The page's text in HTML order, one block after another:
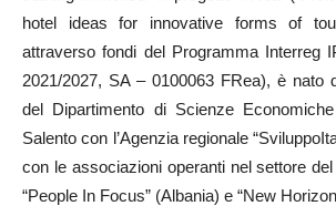
hotel ideas for innovative forms of
attraverso fondi del Programma Interreg
2021/2027, SA – 0100063 FRea), è nato
del Dipartimento di Scienze
Salento con l’Agenzia regionale
con le associazioni operanti nel settore
“People In Focus” (Albania) e “New